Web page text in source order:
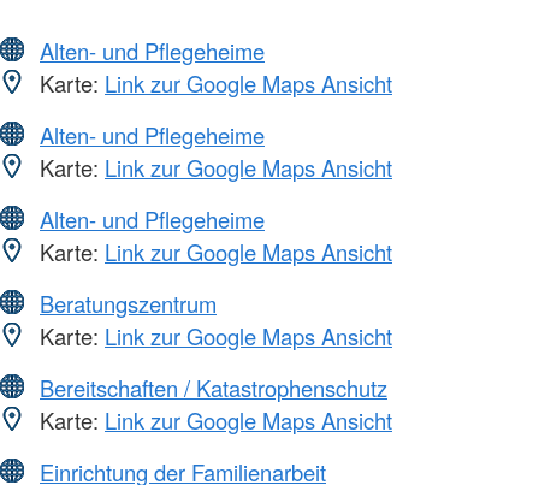
Alten- und Pflegeheime
Karte: Link zur Google Maps Ansicht
Alten- und Pflegeheime
Karte: Link zur Google Maps Ansicht
Alten- und Pflegeheime
Karte: Link zur Google Maps Ansicht
Beratungszentrum
Karte: Link zur Google Maps Ansicht
Bereitschaften / Katastrophenschutz
Karte: Link zur Google Maps Ansicht
Einrichtung der Familienarbeit